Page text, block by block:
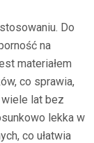
Do
na
materiałem
co sprawia,
lat bez
lekka w
co ułatwia